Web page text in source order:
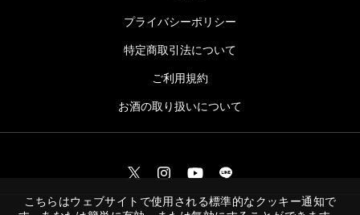
プライバシーポリシー
特定商取引法について
ご利用規約
お酒の取り扱いについて
こちらはウェブサイトで使用される標準的なクッキー通知で